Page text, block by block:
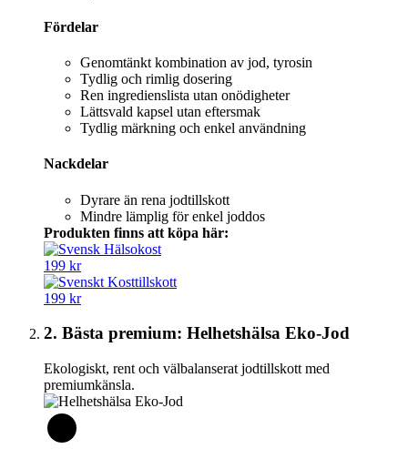
Fördelar
Genomtänkt kombination av jod, tyrosin
Tydlig och rimlig dosering
Ren ingredienslista utan onödigheter
Lättsvald kapsel utan eftersmak
Tydlig märkning och enkel användning
Nackdelar
Dyrare än rena jodtillskott
Mindre lämplig för enkel joddos
Produkten finns att köpa här:
199 kr
199 kr
2. Bästa premium: Helhetshälsa Eko-Jod
Ekologiskt, rent och välbalanserat jodtillskott med
premiumkänsla.